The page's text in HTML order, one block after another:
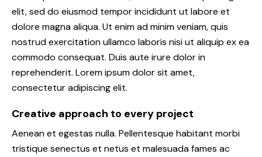
elit, sed do eiusmod tempor incididunt ut labore et
dolore magna aliqua. Ut enim ad minim veniam, quis
nostrud exercitation ullamco laboris nisi ut aliquip ex ea
commodo consequat. Duis aute irure dolor in
reprehenderit. Lorem ipsum dolor sit amet,
consectetur adipiscing elit.
Creative approach to every project
Aenean et egestas nulla. Pellentesque habitant morbi
tristique senectus et netus et malesuada fames ac